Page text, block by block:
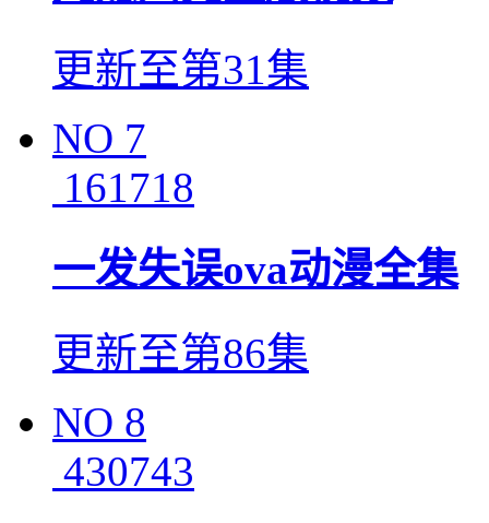
更新至第31集
NO 7
161718
一发失误ova动漫全集
更新至第86集
NO 8
430743